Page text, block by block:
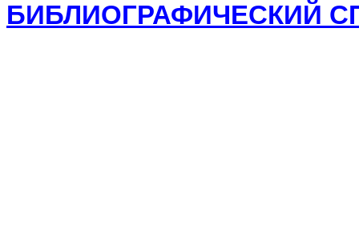
БИБЛИОГРАФИЧЕСКИЙ